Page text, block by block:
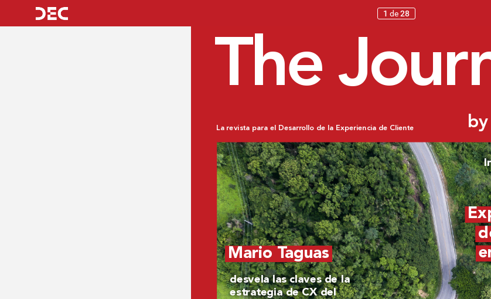
1 de28
The Jour
by
La revista para el Desarrollo de la Experiencia de Cliente
Mario Taguas
desvela las claves de la
estrategia de CX del